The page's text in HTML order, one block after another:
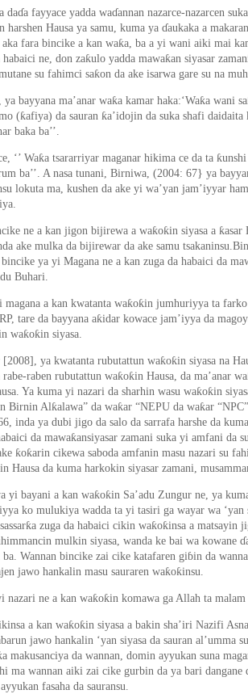
daɗa fayyace yadda waɗannan nazarce-nazarcen
harshen Hausa ya samu, kuma ya ɗaukaka a
fara bincike a kan waƙa, ba a yi wani aiki mai
ne, don zaƙulo yadda mawaƙan siyasar
su fahimci saƙon da ake isarwa gare su na
bayyana ma’anar waƙa kamar haka:‘Waƙa wani sa
(ƙafiya) da sauran ƙa’idojin da suka shafi daidaita
baka ba’’.
‘’ Waƙa tsararriyar maganar hikima ce da ta ƙunshi
ba’’. A nasa tunani, Birniwa, (2004: 67} ya
lokuta ma, kushen da ake yi wa’yan jam’iyyar
ne a kan jigon bijirewa a waƙoƙin siyasa a ƙasar
ake mulka da bijirewar da ake samu
bincike ya yi Magana ne a kan zuga da habaici da
Buhari.
a kan kwatanta waƙoƙin jumhuriyya ta farko
tare da bayyana aƙidar kowace jam’iyya da
waƙoƙin siyasa.
[2008], ya kwatanta rubutattun waƙoƙin siyasa na
rabe-raben rubutattun waƙoƙin Hausa, da ma’anar wa
Ya kuma yi nazari da sharhin wasu waƙoƙin
Birnin Alƙalawa” da waƙar “NEPU da waƙar
inda ya dubi jigo da salo da sarrafa harshe da
da mawaƙansiyasar zamani suka yi amfani da
ƙoƙarin cikewa saboda amfanin masu nazari su
Hausa da kuma harkokin siyasar zamani,
yi bayani a kan waƙoƙin Sa’adu Zungur ne, ya
ko mulukiya wadda ta yi tasiri ga wayar wa ‘yan
rƙa zuga da habaici cikin waƙoƙinsa a matsayin
mulkin siyasa, wanda ke bai wa kowane ɗ
ba. Wannan bincike zai cike katafaren giɓin da
jawo hankalin masu sauraren waƙoƙinsu.
nazari ne a kan waƙoƙin komawa ga Allah ta
a kan waƙoƙin siyasa a bakin sha’iri Nazifi
jawo hankalin ‘yan siyasa da sauran al’umma
a makusanciya da wannan, domin ayyukan suna
ma wannan aiki zai cike gurbin da ya bari dangane
fasaha da sauransu.